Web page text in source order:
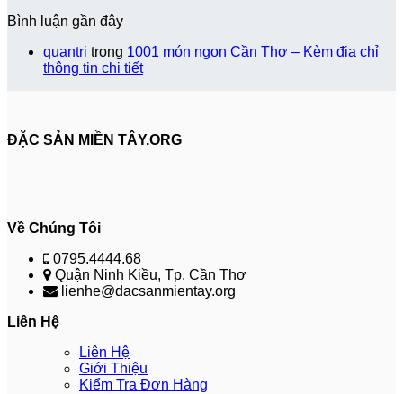
Bình luận gần đây
quantri trong 1001 món ngon Cần Thơ – Kèm địa chỉ
thông tin chi tiết
ĐẶC SẢN MIỀN TÂY.ORG
Về Chúng Tôi
0795.4444.68
Quận Ninh Kiều, Tp. Cần Thơ
lienhe@dacsanmientay.org
Liên Hệ
Liên Hệ
Giới Thiệu
Kiểm Tra Đơn Hàng